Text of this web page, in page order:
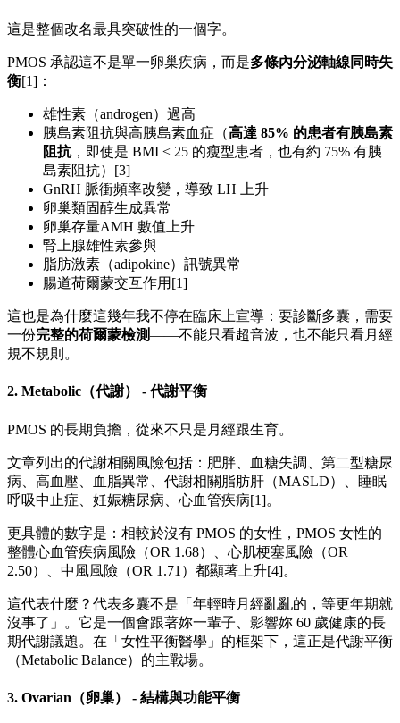
這是整個改名最具突破性的一個字。
PMOS 承認這不是單一卵巢疾病，而是多條內分泌軸線同時失
衡[1]：
雄性素（androgen）過高
胰島素阻抗與高胰島素血症（高達 85% 的患者有胰島素
阻抗，即使是 BMI ≤ 25 的瘦型患者，也有約 75% 有胰
島素阻抗）[3]
GnRH 脈衝頻率改變，導致 LH 上升
卵巢類固醇生成異常
卵巢存量AMH 數值上升
腎上腺雄性素參與
脂肪激素（adipokine）訊號異常
腸道荷爾蒙交互作用[1]
這也是為什麼這幾年我不停在臨床上宣導：要診斷多囊，需要
一份完整的荷爾蒙檢測——不能只看超音波，也不能只看月經
規不規則。
2. Metabolic（代謝） - 代謝平衡
PMOS 的長期負擔，從來不只是月經跟生育。
文章列出的代謝相關風險包括：肥胖、血糖失調、第二型糖尿
病、高血壓、血脂異常、代謝相關脂肪肝（MASLD）、睡眠
呼吸中止症、妊娠糖尿病、心血管疾病[1]。
更具體的數字是：相較於沒有 PMOS 的女性，PMOS 女性的
整體心血管疾病風險（OR 1.68）、心肌梗塞風險（OR
2.50）、中風風險（OR 1.71）都顯著上升[4]。
這代表什麼？代表多囊不是「年輕時月經亂亂的，等更年期就
沒事了」。它是一個會跟著妳一輩子、影響妳 60 歲健康的長
期代謝議題。在「女性平衡醫學」的框架下，這正是代謝平衡
（Metabolic Balance）的主戰場。
3. Ovarian（卵巢） - 結構與功能平衡